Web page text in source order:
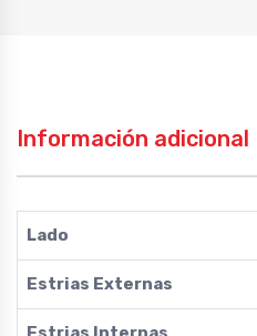
Información adicional
Lado
Estrias Externas